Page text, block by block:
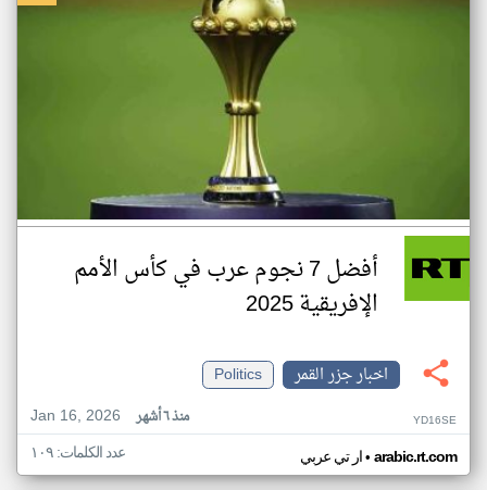
أفضل 7 نجوم عرب في كأس الأمم
الإفريقية 2025
اخبار جزر القمر
Politics
Jan 16, 2026
منذ ٦ أشهر YD16SE
ار تي عربي• arabic.rt.com عدد الكلمات: ١٠٩